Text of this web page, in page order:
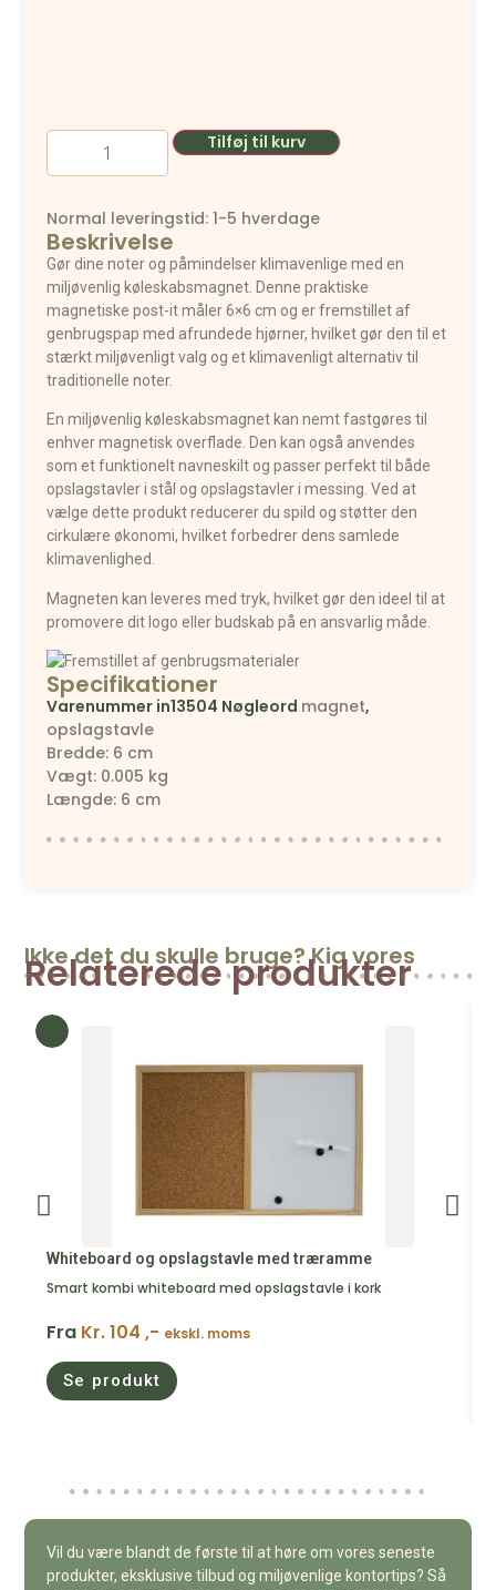
Tilføj til kurv
Normal leveringstid: 1-5 hverdage
Beskrivelse
Gør dine noter og påmindelser klimavenlige med en
miljøvenlig køleskabsmagnet. Denne praktiske
magnetiske post-it måler6×6 cm og er fremstillet af
genbrugspap med afrundede hjørner, hvilket gør den til et
stærkt miljøvenligt valg og et klimavenligt alternativ til
traditionelle noter.
En miljøvenlig køleskabsmagnet kan nemt fastgøres til
enhver magnetisk overflade. Den kan også anvendes
som et funktionelt navneskilt og passer perfekt til både
opslagstavler i stål og opslagstavler i messing. Ved at
vælge dette produkt reducerer du spild og støtter den
cirkulære økonomi, hvilket forbedrer dens samlede
klimavenlighed.
Magneten kan leveres med tryk, hvilket gør den ideel til at
promovere dit logo eller budskab på en ansvarlig måde.
Specifikationer
Varenummer in13504 Nøgleord magnet,
opslagstavle
Bredde: 6 cm
Vægt: 0.005 kg
Længde: 6 cm
Ikke det du skulle bruge? Kig vores
Relaterede produkter
Whiteboard og opslagstavle med træramme
Smart kombi whiteboard med opslagstavle i kork
Fra Kr. 104 ,- ekskl. moms
Se produkt
Vil du være blandt de første til at høre om vores seneste
produkter, eksklusive tilbud og miljøvenlige kontortips? Så